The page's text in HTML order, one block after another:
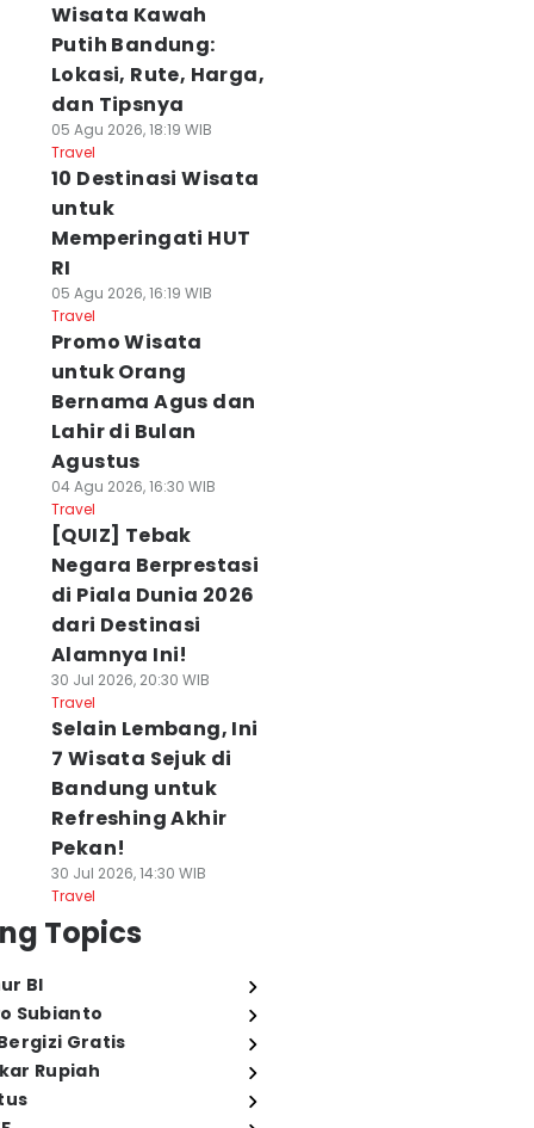
Wisata Kawah
Putih Bandung:
Lokasi, Rute, Harga,
dan Tipsnya
05 Agu 2026, 18:19 WIB
Travel
10 Destinasi Wisata
untuk
Memperingati HUT
RI
05 Agu 2026, 16:19 WIB
Travel
Promo Wisata
untuk Orang
Bernama Agus dan
Lahir di Bulan
Agustus
04 Agu 2026, 16:30 WIB
Travel
[QUIZ] Tebak
Negara Berprestasi
di Piala Dunia 2026
dari Destinasi
Alamnya Ini!
30 Jul 2026, 20:30 WIB
Travel
Selain Lembang, Ini
7 Wisata Sejuk di
Bandung untuk
Refreshing Akhir
Pekan!
30 Jul 2026, 14:30 WIB
Travel
Topics
BI
Subianto
Gratis
Rupiah